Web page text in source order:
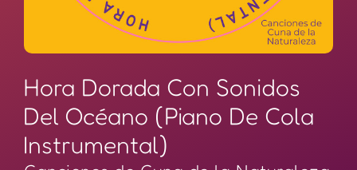
Hora Dorada Con Sonidos
Del Océano (Piano De Cola
Instrumental)